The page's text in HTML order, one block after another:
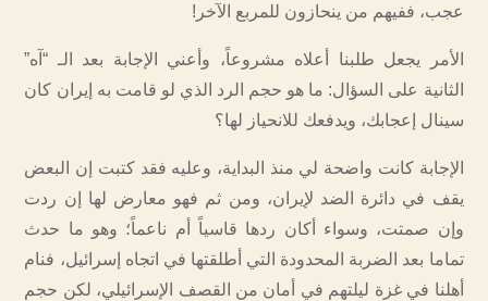
عجب، ففيهم من ينحازون للمربع الآخر!
الأمر يجعل طلبنا أعلاه مشروعاً، وأعني الإجابة بعد الـ “آه”
الثانية على السؤال: ما هو حجم الرد الذي لو قامت به إيران كان
سينال إعجابك، ويدفعك للانحياز لها؟
الإجابة كانت واضحة لي منذ البداية، وعليه فقد كتبت إن البعض
يقف في دائرة الضد لإيران، ومن ثم فهو معارض لها إن ردت
وإن صمتت، وسواء أكان ردها قاسياً أم ناعماً؛ وهو ما حدث
تماما بعد الضربة المحدودة التي أطلقتها في اتجاه إسرائيل، فنام
أهلنا في غزة ليلتهم في أمان من القصف الإسرائيلي، لكن حجم